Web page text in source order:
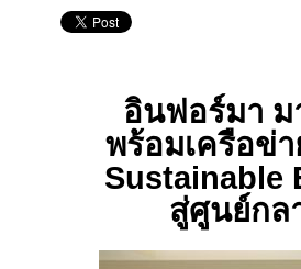
อินฟอร์มา ม
พร้อมเครือข่
Sustainable
สู่ศูนย์กล